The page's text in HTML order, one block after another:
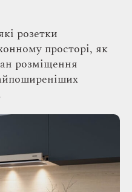
розетки
просторі, як
розміщення